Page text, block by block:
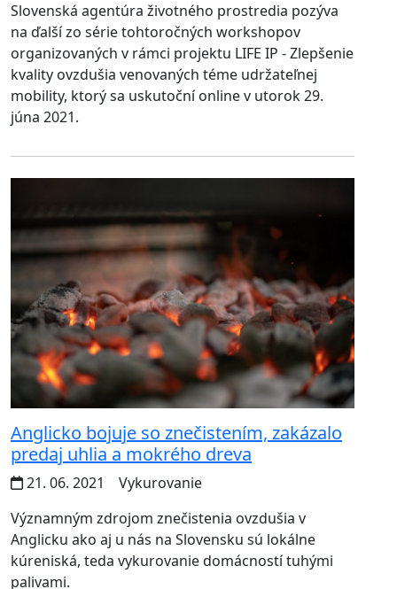
Slovenská agentúra životného prostredia pozýva
na ďalší zo série tohtoročných workshopov
organizovaných v rámci projektu LIFE IP - Zlepšenie
kvality ovzdušia venovaných téme udržateľnej
mobility, ktorý sa uskutoční online v utorok 29.
júna 2021.
Anglicko bojuje so znečistením, zakázalo
predaj uhlia a mokrého dreva
21. 06. 2021
Vykurovanie
Významným zdrojom znečistenia ovzdušia v
Anglicku ako aj u nás na Slovensku sú lokálne
kúreniská, teda vykurovanie domácností tuhými
palivami.